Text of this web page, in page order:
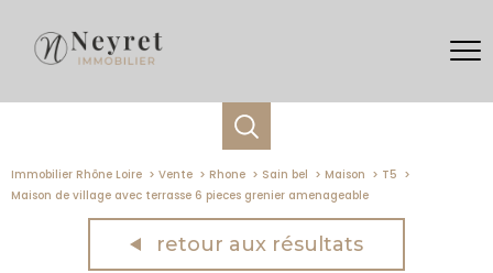
Immobilier Rhône Loire Vente Rhone Sain bel Maison
T5
Maison de village avec terrasse 6 pieces grenier amenageable
retour aux résultats